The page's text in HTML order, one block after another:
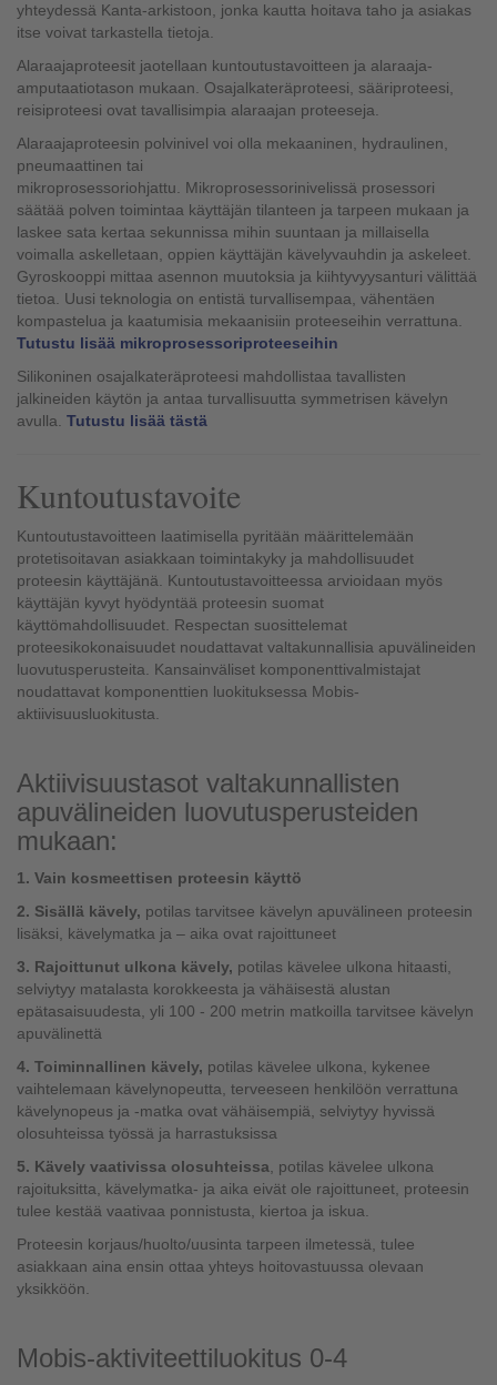
yhteydessä Kanta-arkistoon, jonka kautta hoitava taho ja asiakas
itse voivat tarkastella tietoja.
Alaraajaproteesit jaotellaan kuntoutustavoitteen ja alaraaja-
amputaatiotason mukaan. Osajalkateräproteesi, sääriproteesi,
reisiproteesi ovat tavallisimpia alaraajan proteeseja.
Alaraajaproteesin polvinivel voi olla mekaaninen, hydraulinen,
pneumaattinen tai
mikroprosessoriohjattu. Mikroprosessorinivelissä prosessori
säätää polven toimintaa käyttäjän tilanteen ja tarpeen mukaan ja
laskee sata kertaa sekunnissa mihin suuntaan ja millaisella
voimalla askelletaan, oppien käyttäjän kävelyvauhdin ja askeleet.
Gyroskooppi mittaa asennon muutoksia ja kiihtyvyysanturi välittää
tietoa. Uusi teknologia on entistä turvallisempaa, vähentäen
kompastelua ja kaatumisia mekaanisiin proteeseihin verrattuna.
Tutustu lisää mikroprosessoriproteeseihin
Silikoninen osajalkateräproteesi mahdollistaa tavallisten
jalkineiden käytön ja antaa turvallisuutta symmetrisen kävelyn
avulla. Tutustu lisää tästä
Kuntoutustavoite
Kuntoutustavoitteen laatimisella pyritään määrittelemään
protetisoitavan asiakkaan toimintakyky ja mahdollisuudet
proteesin käyttäjänä. Kuntoutustavoitteessa arvioidaan myös
käyttäjän kyvyt hyödyntää proteesin suomat
käyttömahdollisuudet. Respectan suosittelemat
proteesikokonaisuudet noudattavat valtakunnallisia apuvälineiden
luovutusperusteita. Kansainväliset komponenttivalmistajat
noudattavat komponenttien luokituksessa Mobis-
aktiivisuusluokitusta.
Aktiivisuustasot valtakunnallisten
apuvälineiden luovutusperusteiden
mukaan:
1. Vain kosmeettisen proteesin käyttö
2. Sisällä kävely, potilas tarvitsee kävelyn apuvälineen proteesin
lisäksi, kävelymatka ja – aika ovat rajoittuneet
3. Rajoittunut ulkona kävely, potilas kävelee ulkona hitaasti,
selviytyy matalasta korokkeesta ja vähäisestä alustan
epätasaisuudesta, yli 100 - 200 metrin matkoilla tarvitsee kävelyn
apuvälinettä
4. Toiminnallinen kävely, potilas kävelee ulkona, kykenee
vaihtelemaan kävelynopeutta, terveeseen henkilöön verrattuna
kävelynopeus ja -matka ovat vähäisempiä, selviytyy hyvissä
olosuhteissa työssä ja harrastuksissa
5. Kävely vaativissa olosuhteissa , potilas kävelee ulkona
rajoituksitta, kävelymatka- ja aika eivät ole rajoittuneet, proteesin
tulee kestää vaativaa ponnistusta, kiertoa ja iskua.
Proteesin korjaus/huolto/uusinta tarpeen ilmetessä, tulee
asiakkaan aina ensin ottaa yhteys hoitovastuussa olevaan
yksikköön.
Mobis-aktiviteettiluokitus 0-4